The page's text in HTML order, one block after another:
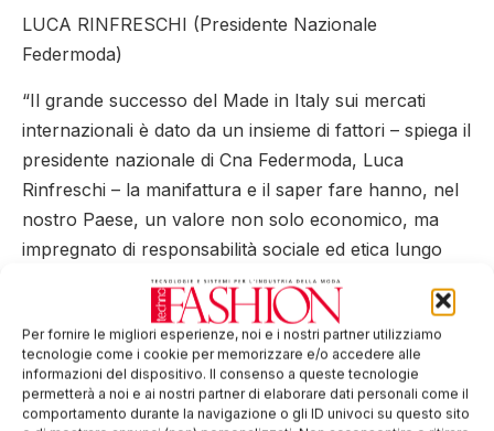
Per fornire le migliori esperienze, noi e i nostri partner utilizziamo
tecnologie come i cookie per memorizzare e/o accedere alle
informazioni del dispositivo. Il consenso a queste tecnologie
permetterà a noi e ai nostri partner di elaborare dati personali come il
comportamento durante la navigazione o gli ID univoci su questo sito
LUCA RINFRESCHI (Presidente Nazionale
Federmoda)
“Il grande successo del Made in Italy sui mercati
internazionali è dato da un insieme di fattori – spiega il
presidente nazionale di Cna Federmoda, Luca
Rinfreschi – la manifattura e il saper fare hanno, nel
nostro Paese, un valore non solo economico, ma
impregnato di responsabilità sociale ed etica lungo
tutta la filiera. Per irrobustirlo, abbiamo invitato a
Prato gli stakeholder del settore. Lo scopo?
Realizzare e cercare di condividere un programma di
valorizzazione del Made in Italy in tutti i suoi aspetti,
che preveda anche azioni legislative destinate e